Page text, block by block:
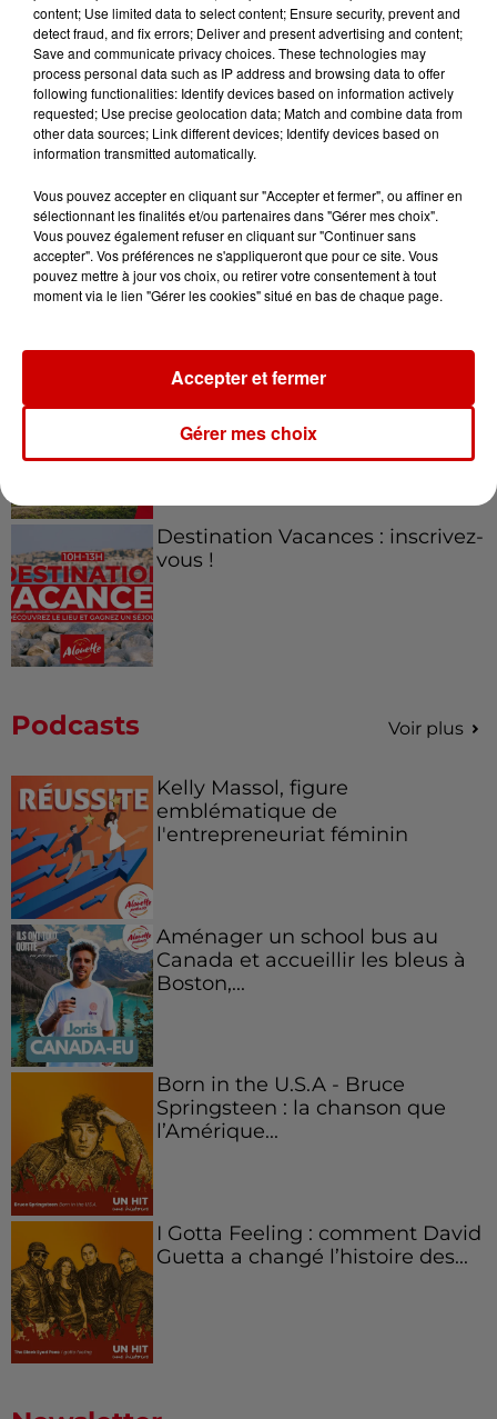
Jeux Voir plus
Gagnez vos places pour le
festival Marché Gourmand 2026
à Coulon !
Le Duel - Gagnez vos entrées
pour l'un des zoos de nos
régions !
Destination Vacances - Gagnez
votre séjour en famille au cœur
de la...
Destination Vacances : inscrivez-
vous !
Podcasts Voir plus
Kelly Massol, figure
emblématique de
l'entrepreneuriat féminin
Aménager un school bus au
Canada et accueillir les bleus à
Boston,...
Born in the U.S.A - Bruce
Springsteen : la chanson que
l’Amérique...
I Gotta Feeling : comment David
Guetta a changé l’histoire des...
content; Use limited data to select content; Ensure security, prevent and
detect fraud, and fix errors; Deliver and present advertising and content;
Save and communicate privacy choices. These technologies may
process personal data such as IP address and browsing data to offer
following functionalities: Identify devices based on information actively
requested; Use precise geolocation data; Match and combine data from
other data sources; Link different devices; Identify devices based on
information transmitted automatically.
Vous pouvez accepter en cliquant sur "Accepter et fermer", ou affiner en
sélectionnant les finalités et/ou partenaires dans "Gérer mes choix".
Vous pouvez également refuser en cliquant sur "Continuer sans
accepter". Vos préférences ne s'appliqueront que pour ce site. Vous
pouvez mettre à jour vos choix, ou retirer votre consentement à tout
moment via le lien "Gérer les cookies" situé en bas de chaque page.
Gérer mes choix
Accepter et fermer